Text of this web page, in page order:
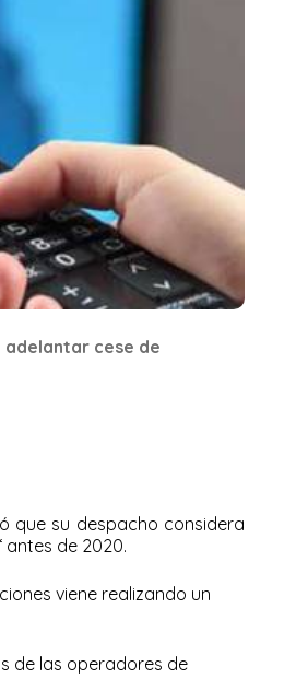
cese de
que su despacho considera
‘ antes de 2020.
viene realizando un
de las operadores de